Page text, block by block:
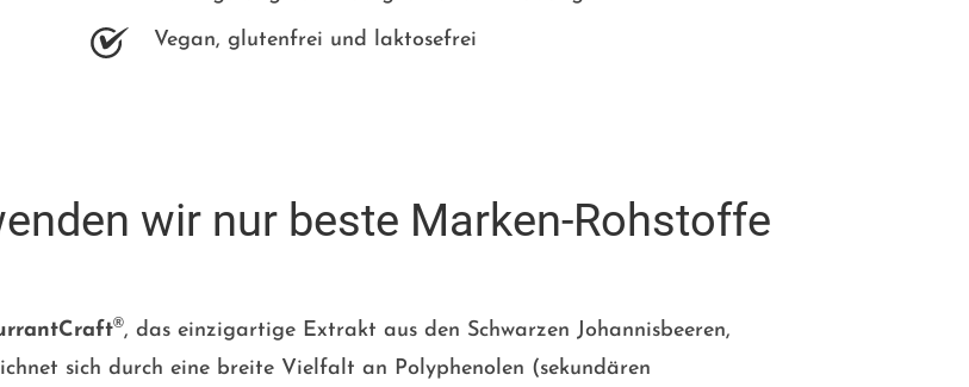
Vegan, glutenfrei und laktosefrei
wir nur beste Marken-Rohstoffe
®, das einzigartige Extrakt aus den Schwarzen Johannisbeeren,
sich durch eine breite Vielfalt an Polyphenolen (sekundären